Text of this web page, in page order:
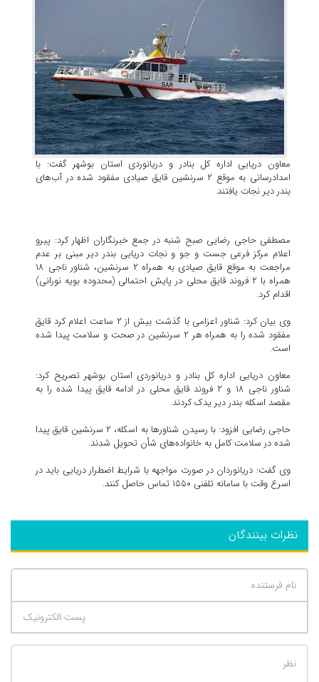
معاون دریایی اداره کل بنادر و دریانوردی استان بوشهر گفت: با
امدادرسانی به موقع ۲ سرنشین قایق صیادی مفقود شده در آب‌های
بندر دیر نجات یافتند.
مصطفی حاجی رضایی صبح شنبه در جمع خبرنگاران اظهار کرد: پیرو
اعلام مرکز فرعی جست و جو و نجات دریایی بندر دیر مبنی بر عدم
مراجعت به موقع قایق صیادی به همراه ۲ سرنشین، شناور ناجی ۱۸
همراه با ۲ فروند قایق محلی در پایش احتمالی (محدوده بویه نورانی)
اقدام کرد.
وی بیان کرد: شناور اعزامی با گذشت بیش از ۲ ساعت اعلام کرد قایق
مفقود شده را به همراه هر ۲ سرنشین در صحت و سلامت پیدا شده
است.
معاون دریایی اداره کل بنادر و دریانوردی استان بوشهر تصریح کرد:
شناور ناجی ۱۸ و ۲ فروند قایق محلی در ادامه قایق پیدا شده را به
مقصد اسکله بندر دیر یدک کردند.
حاجی رضایی افزود: با رسیدن شناورها به اسکله، ۲ سرنشین قایق پیدا
شده در سلامت کامل به خانواده‌های شأن تحویل شدند.
وی گفت: دریانوردان در صورت مواجهه با شرایط اضطرار دریایی باید در
اسرع وقت با سامانه تلفنی ۱۵۵۰ تماس حاصل کنند.
نظرات بینندگان